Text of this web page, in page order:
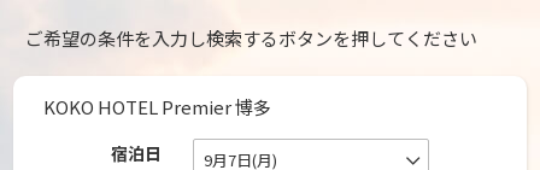
ご希望の条件を入力し検索するボタンを押してください
KOKO HOTEL Premier 博多
宿泊日 9月7日(月)